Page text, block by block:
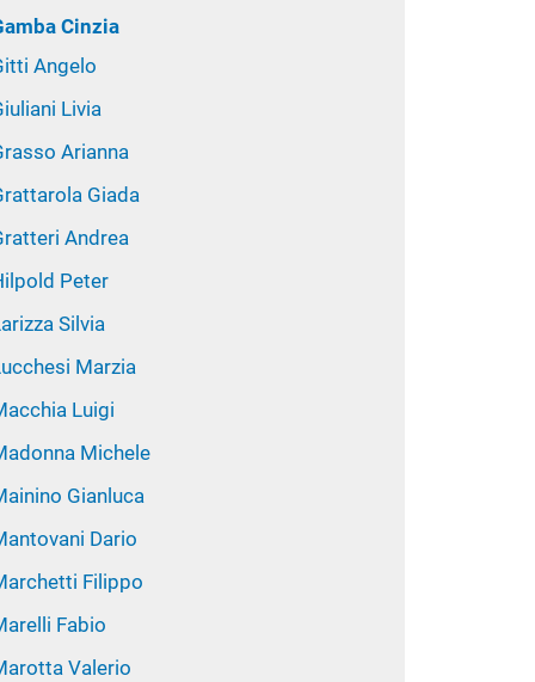
Cinzia
Angelo
Livia
Arianna
Giada
Andrea
Peter
Silvia
Marzia
Luigi
Michele
Gianluca
Dario
Filippo
Fabio
Valerio